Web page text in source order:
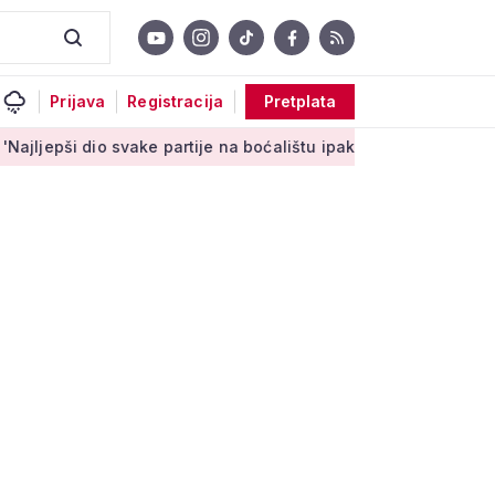
Prijava Registracija Pretplata
partije na boćalištu ipak su zajednički trenuci'